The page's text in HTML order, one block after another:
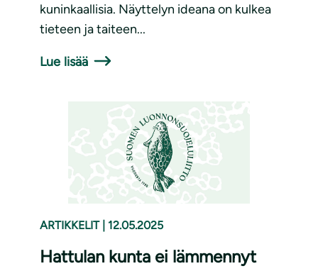
kuninkaallisia. Näyttelyn ideana on kulkea
tieteen ja taiteen...
Lue lisää
ARTIKKELIT 12.05.2025
Hattulan kunta ei lämmennyt